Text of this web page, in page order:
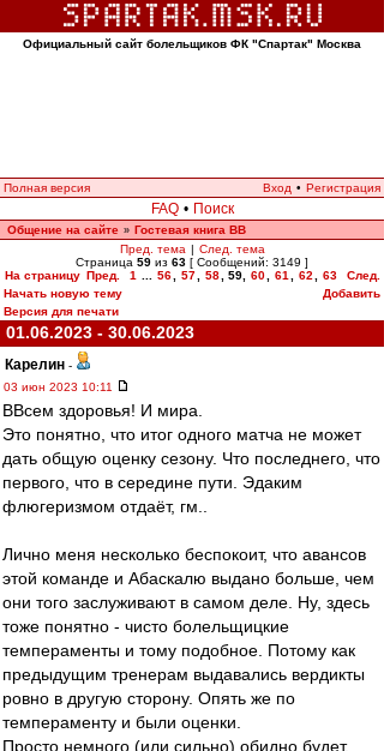
Официальный сайт болельщиков ФК "Спартак" Москва
Полная версия Вход • Регистрация
FAQ • Поиск
Общение на сайте » Гостевая книга ВВ
Пред. тема | След. тема
Страница 59 из 63 [ Сообщений: 3149 ]
На страницу Пред. 1 56 57 58 59, 60 61 62 63
След.
Начать новую тему
Добавить
Версия для печати
01.06.2023 - 30.06.2023
Карелин -
03 июн 2023 10:11
ВВсем здоровья! И мира.
Это понятно, что итог одного матча не может
дать общую оценку сезону. Что последнего, что
первого, что в середине пути. Эдаким
флюгеризмом отдаёт, гм..
Лично меня несколько беспокоит, что авансов
этой команде и Абаскалю выдано больше, чем
они того заслуживают в самом деле. Ну, здесь
тоже понятно - чисто болельщицкие
темпераменты и тому подобное. Потому как
предыдущим тренерам выдавались вердикты
ровно в другую сторону. Опять же по
темпераменту и были оценки.
Просто немного (или сильно) обидно будет,